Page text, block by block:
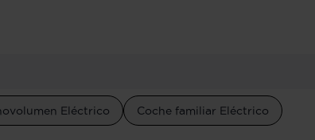
Eléctrico Coche familiar Eléctrico